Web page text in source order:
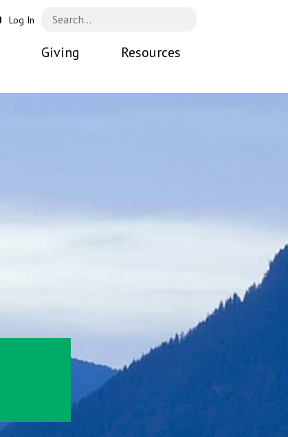
Log In
Giving Resources